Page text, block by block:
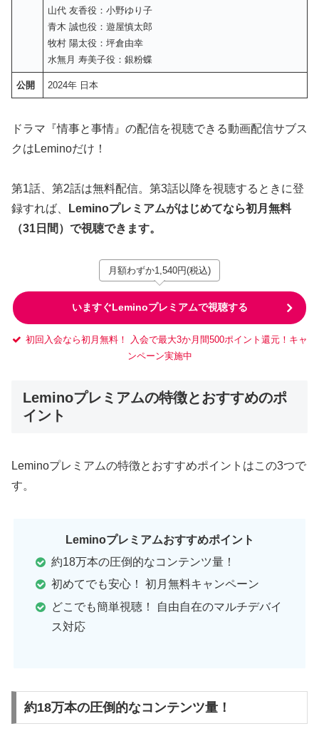
山代 友香役：小野ゆり子
青木 誠也役：遊屋慎太郎
牧村 陽太役：坪倉由幸
水無月 寿美子役：銀粉蝶
公開 2024年 日本
ドラマ『情事と事情』の配信を視聴できる動画配信サブス
クはLeminoだけ！
第1話、第2話は無料配信。第3話以降を視聴するときに登
録すれば、
Leminoプレミアムがはじめてなら初月無料
（31日間）で視聴できます。
月額わずか1,540円(税込)
いますぐLeminoプレミアムで視聴する
初回入会なら初月無料！ 入会で最大3か月間500ポイント還元！キャ
ンペーン実施中
Leminoプレミアムの特徴とおすすめのポ
イント
Leminoプレミアムの特徴とおすすめポイントはこの3つで
す。
Leminoプレミアムおすすめポイント
約18万本の圧倒的なコンテンツ量！
初めてでも安心！ 初月無料キャンペーン
どこでも簡単視聴！ 自由自在のマルチデバイ
ス対応
約18万本の圧倒的なコンテンツ量！